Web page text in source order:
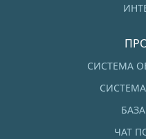
СИСТЕМА
ЧАТ